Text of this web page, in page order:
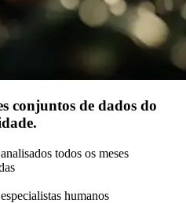
conjuntos de dados do
todos os meses
humanos